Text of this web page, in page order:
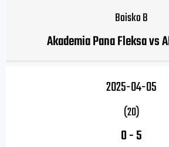
Boisko B
Akademia Pana Fleksa vs
2025-04-05
(20)
0-5